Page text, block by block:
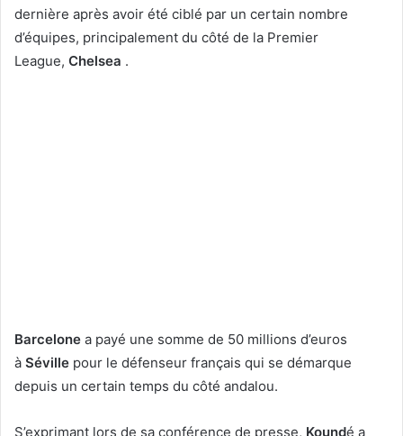
dernière après avoir été ciblé par un certain nombre
d’équipes, principalement du côté de la Premier
League, Chelsea .
Barcelone a payé une somme de 50 millions d’euros
à Séville pour le défenseur français qui se démarque
depuis un certain temps du côté andalou.
S’exprimant lors de sa conférence de presse, Koundé a